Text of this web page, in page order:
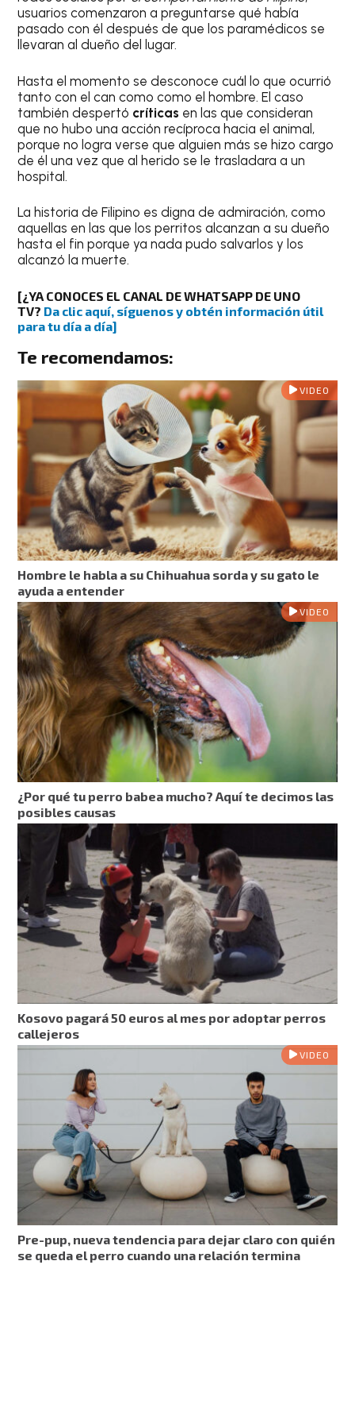
usuarios comenzaron a preguntarse qué había
pasado con él después de que los paramédicos se
llevaran al dueño del lugar.
Hasta el momento se desconoce cuál lo que ocurrió
tanto con el can como como el hombre. El caso
también despertó críticas en las que consideran
que no hubo una acción recíproca hacia el animal,
porque no logra verse que alguien más se hizo cargo
de él una vez que al herido se le trasladara a un
hospital.
La historia de Filipino es digna de admiración, como
aquellas en las que los perritos alcanzan a su dueño
hasta el fin porque ya nada pudo salvarlos y los
alcanzó la muerte.
[¿YA CONOCES EL CANAL DE WHATSAPP DE UNO
TV? Da clic aquí, síguenos y obtén información útil
para tu día a día]
Te recomendamos:
VIDEO
Hombre le habla a su Chihuahua sorda y su gato le
ayuda a entender
VIDEO
¿Por qué tu perro babea mucho? Aquí te decimos las
posibles causas
Kosovo pagará 50 euros al mes por adoptar perros
callejeros
VIDEO
Pre-pup, nueva tendencia para dejar claro con quién
se queda el perro cuando una relación termina